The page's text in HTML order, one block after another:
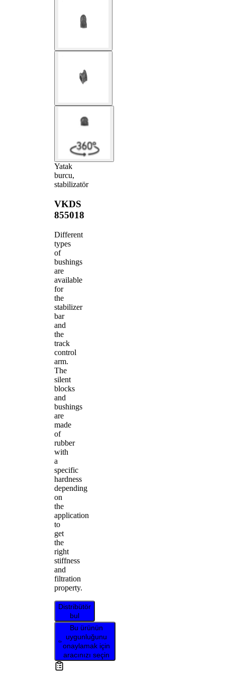
Yatak
burcu,
stabilizatör
VKDS
855018
Different
types
of
bushings
are
available
for
the
stabilizer
bar
and
the
track
control
arm.
The
silent
blocks
and
bushings
are
made
of
rubber
with
a
specific
hardness
depending
on
the
application
to
get
the
right
stiffness
and
filtration
property.
Distribütör
bul
Bu ürünün
uygunluğunu
onaylamak için
aracınızı seçin